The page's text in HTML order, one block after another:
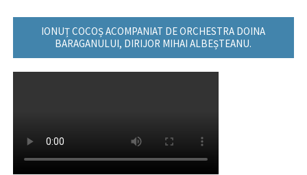
IONUȚ COCOȘ ACOMPANIAT DE ORCHESTRA DOINA
BARAGANULUI, DIRIJOR MIHAI ALBEȘTEANU.